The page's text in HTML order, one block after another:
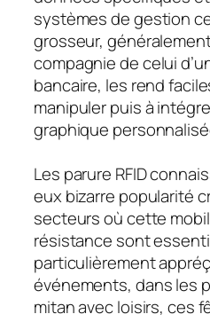
systèmes de gestion
grosseur,
compagnie de celui
bancaire, les rend
manipuler puis à
graphique
Les parure RFID
eux bizarre popularité
secteurs où cette
résistance sont
particulièrement
événements, dans les
mitan avec loisirs, ces